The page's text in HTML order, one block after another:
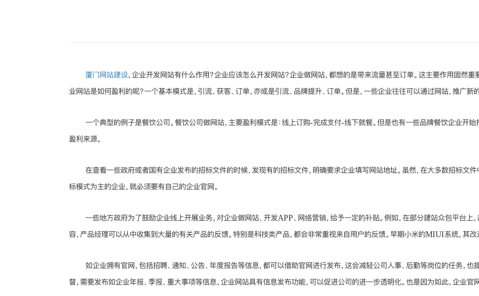
厦门网站建设，企业开发网站有什么作用？企业应该怎么开发网站？企业做网站，都想的是带来流量甚至订单。这主要作用固然
业网站是如何盈利的呢？一个基本模式是，引流、获客、订单，亦或是引流、品牌提升、订单。但是，一些企业往往可以通过网站，推广
一个典型的例子是餐饮公司。餐饮公司做网站，主要盈利模式是：线上订购-完成支付-线下就餐。但是也有一些品牌餐饮企业开
盈利来源。
在查看一些政府或者国有企业发布的招标文件的时候，发现有的招标文件，明确要求企业填写网站地址。虽然，在大多数招标文
标模式为主的企业，就必须要有自己的企业官网。
一些地方政府为了鼓励企业线上开展业务，对企业做网站、开发APP、网络营销，给予一定的补贴。例如，在部分建站众包平台
容，产品经理可以从中收集到大量的有关产品的反馈。特别是科技类产品，都会非常重视来自用户的反馈。早期小米的MIUI系统，其
如企业拥有官网，包括招聘、通知、公告、年度报告等信息，都可以借助官网进行发布，这会减轻公司人事、后勤等岗位的任务，
督，需要发布如企业年报、季报、重大事项等信息，企业网站具有信息发布功能，可以促进公司的进一步透明化。也是因为如此，企业官